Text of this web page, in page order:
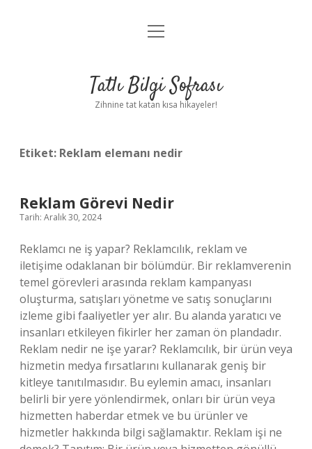
Anasayfa
Yasal Uyarı
menüyü
Tatlı Bilgi Sofrası
Zihnine tat katan kısa hikayeler!
Etiket: Reklam elemanı nedir
Reklam Görevi Nedir
Tarih: Aralık 30, 2024
Reklamcı ne iş yapar? Reklamcılık, reklam ve
iletişime odaklanan bir bölümdür. Bir reklamverenin
temel görevleri arasında reklam kampanyası
oluşturma, satışları yönetme ve satış sonuçlarını
izleme gibi faaliyetler yer alır. Bu alanda yaratıcı ve
insanları etkileyen fikirler her zaman ön plandadır.
Reklam nedir ne işe yarar? Reklamcılık, bir ürün veya
hizmetin medya fırsatlarını kullanarak geniş bir
kitleye tanıtılmasıdır. Bu eylemin amacı, insanları
belirli bir yere yönlendirmek, onları bir ürün veya
hizmetten haberdar etmek ve bu ürünler ve
hizmetler hakkında bilgi sağlamaktır. Reklam işi ne